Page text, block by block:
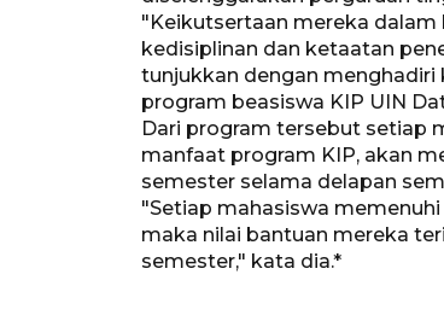
"Keikutsertaan mereka
kedisiplinan dan ketaatan
tunjukkan dengan
program beasiswa KIP UIN
Dari program tersebut setiap
manfaat program KIP, akan
semester selama delapan
"Setiap mahasiswa
maka nilai bantuan mereka
semester," kata dia.*